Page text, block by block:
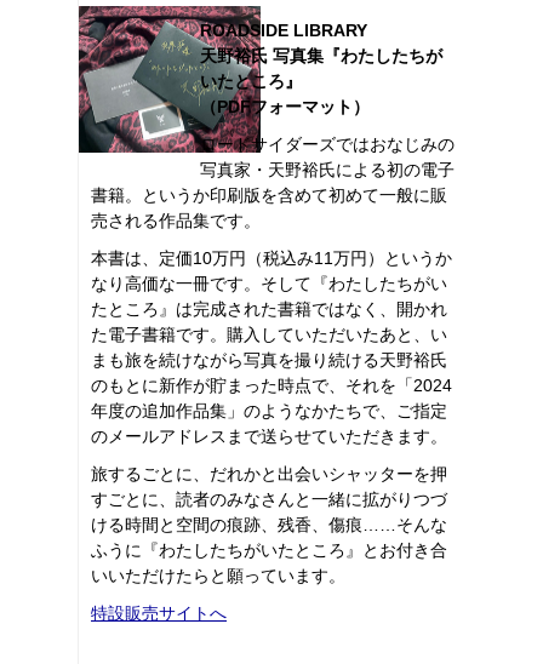
ROADSIDE LIBRARY
天野裕氏 写真集『わたしたちが
いたところ』
（PDFフォーマット）
ロードサイダーズではおなじみの
写真家・天野裕氏による初の電子
書籍。というか印刷版を含めて初めて一般に販
売される作品集です。
本書は、定価10万円（税込み11万円）というか
なり高価な一冊です。そして『わたしたちがい
たところ』は完成された書籍ではなく、開かれ
た電子書籍です。購入していただいたあと、い
まも旅を続けながら写真を撮り続ける天野裕氏
のもとに新作が貯まった時点で、それを「2024
年度の追加作品集」のようなかたちで、ご指定
のメールアドレスまで送らせていただきます。
旅するごとに、だれかと出会いシャッターを押
すごとに、読者のみなさんと一緒に拡がりつづ
ける時間と空間の痕跡、残香、傷痕……そんな
ふうに『わたしたちがいたところ』とお付き合
いいただけたらと願っています。
特設販売サイトへ